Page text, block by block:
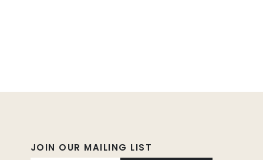
JOIN OUR MAILING LIST